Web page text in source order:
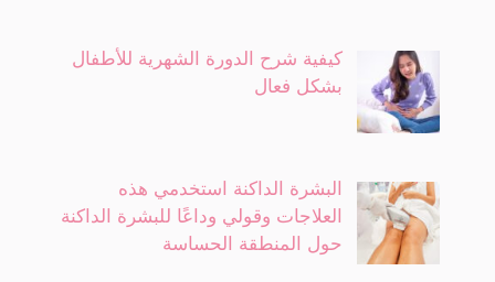
كيفية شرح الدورة الشهرية للأطفال
بشكل فعال
البشرة الداكنة استخدمي هذه
العلاجات وقولي وداعًا للبشرة الداكنة
حول المنطقة الحساسة